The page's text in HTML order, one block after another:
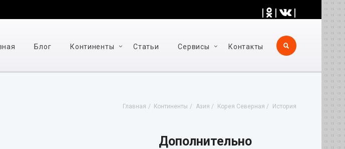
| | |
Блог Континенты Статьи Cервисы Контакты
Главная Континенты Азия Корея Северная История
Дополнительно